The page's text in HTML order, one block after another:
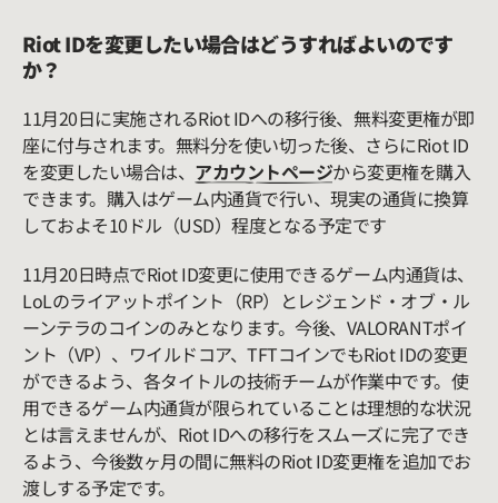
Riot IDを変更したい場合はどうすればよいのです
か？
11月20日に実施されるRiot IDへの移行後、無料変更権が即
座に付与されます。無料分を使い切った後、さらにRiot ID
を変更したい場合は、 アカウントページから変更権を購入
できます。購入はゲーム内通貨で行い、現実の通貨に換算
しておよそ10ドル（USD）程度となる予定です
11月20日時点でRiot ID変更に使用できるゲーム内通貨は、
LoLのライアットポイント（RP）とレジェンド・オブ・ル
ーンテラのコインのみとなります。今後、VALORANTポイ
ント（VP）、ワイルドコア、TFTコインでもRiot IDの変更
ができるよう、各タイトルの技術チームが作業中です。使
用できるゲーム内通貨が限られていることは理想的な状況
とは言えませんが、Riot IDへの移行をスムーズに完了でき
るよう、今後数ヶ月の間に無料のRiot ID変更権を追加でお
渡しする予定です。